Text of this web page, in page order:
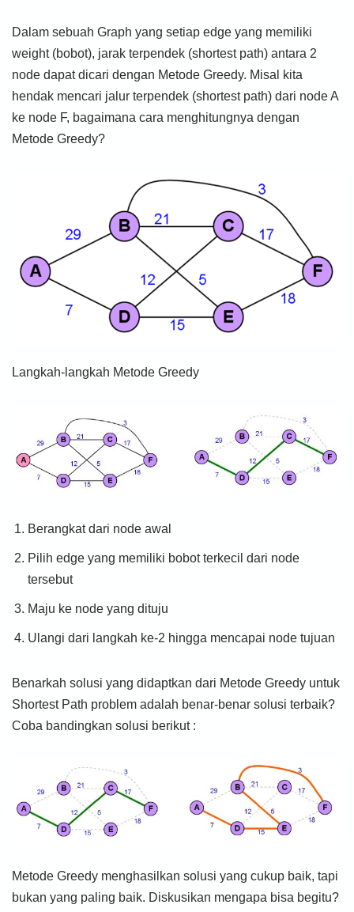
Dalam sebuah Graph yang setiap edge yang memiliki
weight (bobot), jarak terpendek (shortest path) antara 2
node dapat dicari dengan Metode Greedy. Misal kita
hendak mencari jalur terpendek (shortest path) dari node A
ke node F, bagaimana cara menghitungnya dengan
Metode Greedy?
Langkah-langkah Metode Greedy
Berangkat dari node awal
Pilih edge yang memiliki bobot terkecil dari node
tersebut
Maju ke node yang dituju
Ulangi dari langkah ke-2 hingga mencapai node tujuan
Benarkah solusi yang didaptkan dari Metode Greedy untuk
Shortest Path problem adalah benar-benar solusi terbaik?
Coba bandingkan solusi berikut :
Metode Greedy menghasilkan solusi yang cukup baik, tapi
bukan yang paling baik. Diskusikan mengapa bisa begitu?